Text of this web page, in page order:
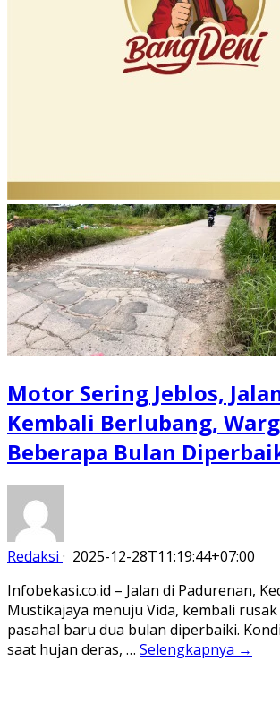
Motor Sering Jeblos,
Kembali Berlubang,
Beberapa Bulan
Redaksi · 2025-12-28T11:19:44+07:00
Infobekasi.co.id – Jalan di Padurenan,
Mustikajaya menuju Vida, kembali
pasahal baru dua bulan diperbaiki.
saat hujan deras, … Selengkapnya →